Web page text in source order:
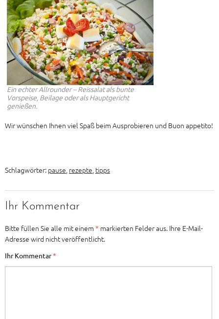
Ein echter Allrounder – Reissalat als bunte
Vorspeise, Beilage oder als Hauptgericht
genießen.
Wir wünschen Ihnen viel Spaß beim Ausprobieren und Buon appetito!
Schlagwörter: pause, rezepte, tipps
Ihr Kommentar
Bitte füllen Sie alle mit einem * markierten Felder aus. Ihre E-Mail-
Adresse wird nicht veröffentlicht.
Ihr Kommentar*